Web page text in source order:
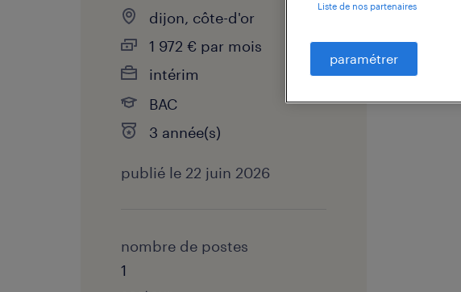
dijon, côte-d'or
1 972 € par mois
intérim
BAC
3 année(s)
publié le 22 juin 2026
nombre de postes
1
Liste de nos partenaires
paramétrer